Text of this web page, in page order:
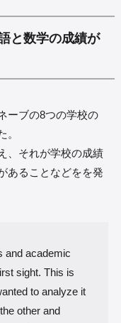
と数学の成績が
ーブの8つの学校の
。
、それが学校の成績
あることなどをを発
and academic
sight. This is
to analyze it
other and